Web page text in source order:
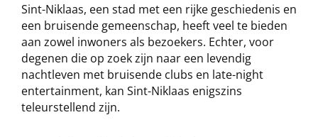
Sint-Niklaas, een stad met een rijke geschiedenis en
een bruisende gemeenschap, heeft veel te bieden
aan zowel inwoners als bezoekers. Echter, voor
degenen die op zoek zijn naar een levendig
nachtleven met bruisende clubs en late-night
entertainment, kan Sint-Niklaas enigszins
teleurstellend zijn.